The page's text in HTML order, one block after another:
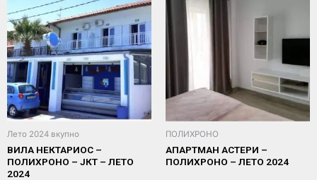
Лето 2024 вкупно
ВИЛА НЕКТАРИОС –
ПОЛИХРОНО – ЈКТ – ЛЕТО
2024
ПОЛИХРОНО
АПАРТМАН АСТЕРИ –
ПОЛИХРОНО – ЛЕТО 2024